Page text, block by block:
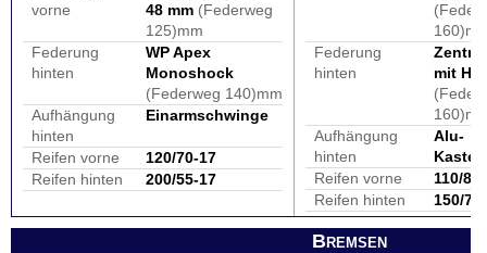
vorne
48 mm (Federweg
125)mm
Federung
hinten
WP Apex
Monoshock
(Federweg 140)mm
Aufhängung
hinten
Einarmschwinge
Reifen vorne
120/70-17
Reifen hinten
200/55-17
Federung
hinten
mit
Aufhängung
hinten
Alu-
Reifen vorne
110/80
Reifen hinten
150/70
Bremsen